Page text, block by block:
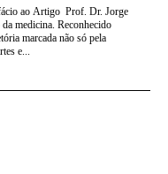
ao Artigo Prof. Dr. Jorge
medicina. Reconhecido
marcada não só pela
e...